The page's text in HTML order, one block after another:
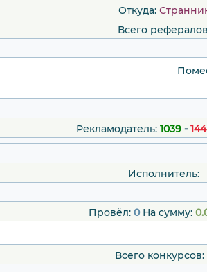
Откуда:
Всего
Рекламодатель: 1039-144
Исполнитель:
Провёл: 0На сумму:
Всего конкурсов: